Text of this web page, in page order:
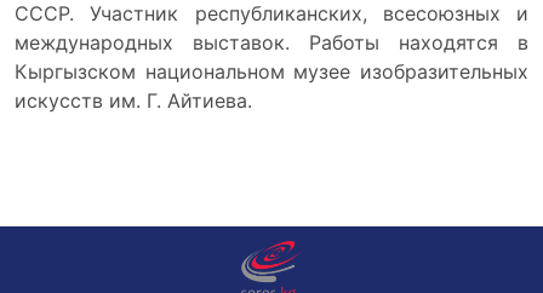
СССР. Участник республиканских, всесоюзных и
международных выставок. Работы находятся в
Кыргызском национальном музее изобразительных
искусств им. Г. Айтиева.